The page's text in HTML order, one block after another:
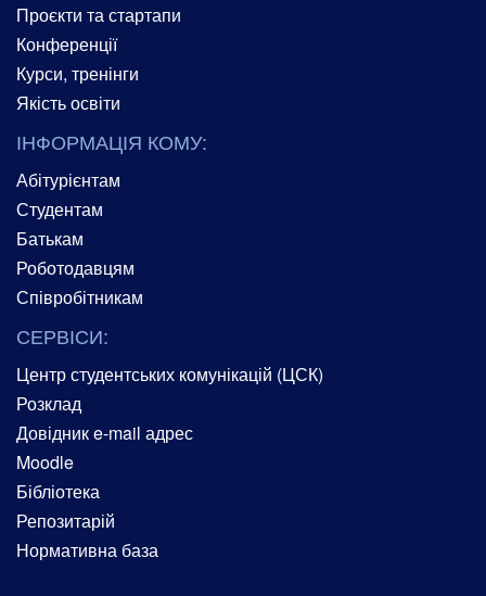
Проєкти та стартапи
Конференції
Курси, тренінги
Якість освіти
ІНФОРМАЦІЯ КОМУ:
Абітурієнтам
Студентам
Батькам
Роботодавцям
Співробітникам
СЕРВІСИ:
Центр студентських комунікацій (ЦСК)
Розклад
Довідник e-mail адрес
Moodle
Бібліотека
Репозитарій
Нормативна база